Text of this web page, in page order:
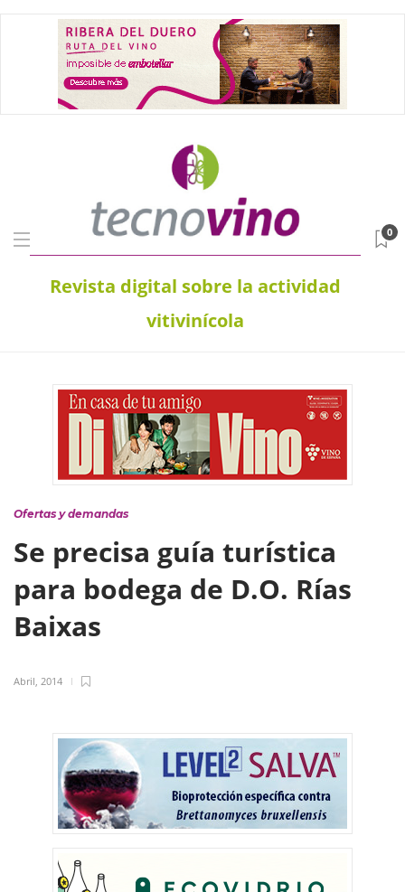
Revista digital sobre la actividad
vitivinícola
0
Ofertas y demandas
Se precisa guía turística
para bodega de D.O. Rías
Baixas
Abril, 2014